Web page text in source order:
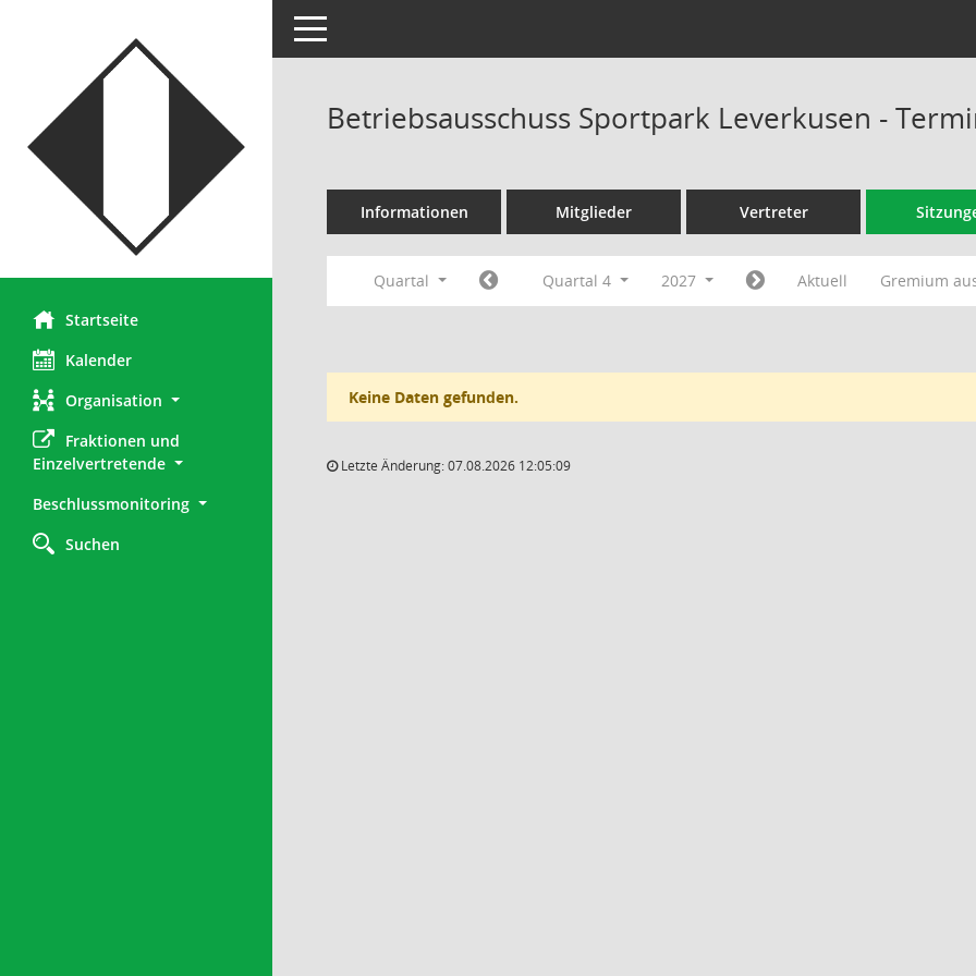
Startseite
Kalender
Organisation
Fraktionen und
Einzelvertretende
Beschlussmonitoring
Suchen
Toggle navigation
Betriebsausschuss Sportpark Leverkusen -
Informationen Mitglieder Vertreter
Quartal Quartal 4 2027 Aktuell Gremium
Keine Daten gefunden.
Letzte Änderung: 07.08.2026 12:05:09